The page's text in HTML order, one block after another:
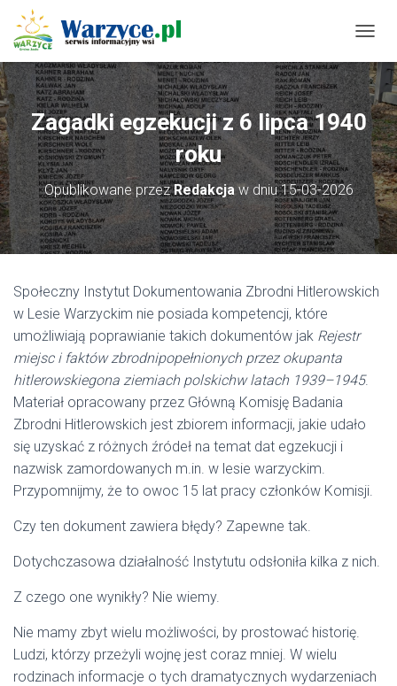
R
Z
E
Ł
Ą
C
Z
N
A
W
I
G
J
Zagadki egzekucji z 6 lipca 1940
roku
Opublikowane przezRedakcjaw dniu15-03-2026
Społeczny Instytut Dokumentowania Zbrodni Hitlerowskich
w Lesie Warzyckim nie posiada kompetencji, które
umożliwiają poprawianie takich dokumentów jak Rejestr
miejsc i faktów zbrodnipopełnionych przez okupanta
hitlerowskiegona ziemiach polskichw latach 1939–1945.
Materiał opracowany przez Główną Komisję Badania
Zbrodni Hitlerowskich jest zbiorem informacji, jakie udało
się uzyskać z różnych źródeł na temat dat egzekucji i
nazwisk zamordowanych m.in. w lesie warzyckim.
Przypomnijmy, że to owoc 15 lat pracy członków Komisji.
Czy ten dokument zawiera błędy? Zapewne tak.
Dotychczasowa działalność Instytutu odsłoniła kilka z nich.
Z czego one wynikły? Nie wiemy.
Nie mamy zbyt wielu możliwości, by prostować historię.
Ludzi, którzy przeżyli wojnę jest coraz mniej. W wielu
rodzinach informacje o tych dramatycznych wydarzeniach